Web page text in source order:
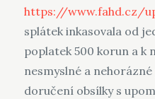
https://www.fahd.cz/
splátek inkasovala od
poplatek 500 korun a k
nesmyslné a
doručení obsílky s